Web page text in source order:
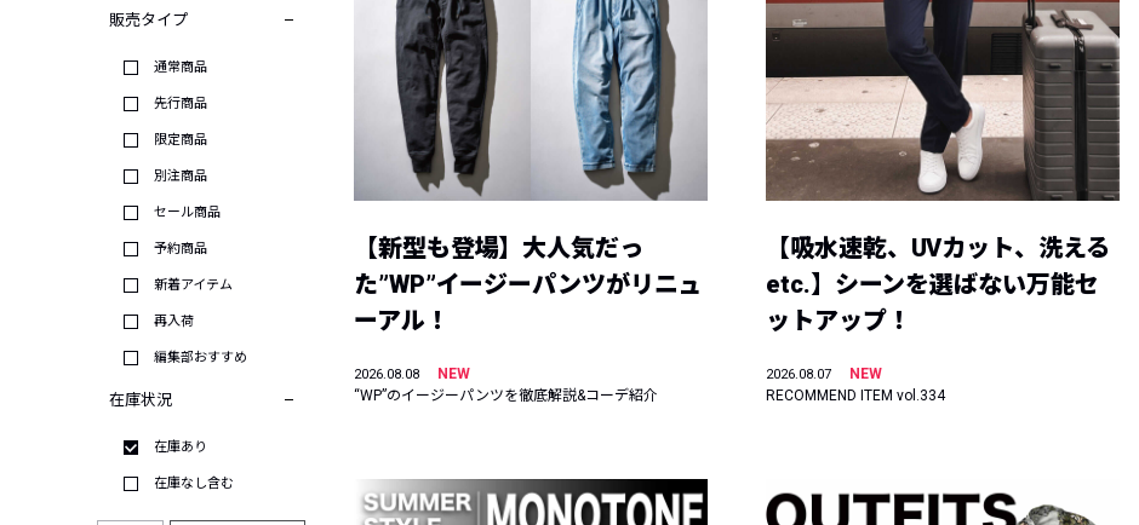
販売タイプ
通常商品
先行商品
限定商品
別注商品
セール商品
予約商品
新着アイテム
再入荷
編集部おすすめ
在庫状況
在庫あり
在庫なし含む
【新型も登場】大人気だっ
た”WP”イージーパンツがリニュ
ーアル！
2026.08.08
NEW
“WP”のイージーパンツを徹底解説&コーデ紹介
【吸水速乾、UVカット、洗える
etc.】シーンを選ばない万能セ
ットアップ！
2026.08.07
NEW
RECOMMEND ITEM vol.334